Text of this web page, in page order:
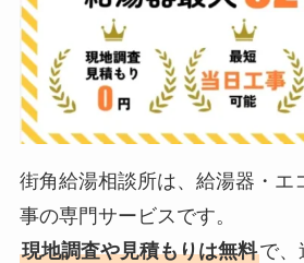
街角給湯相談所は、給湯器・エ
事の専門サービスです。
現地調査や見積もりは無料で、